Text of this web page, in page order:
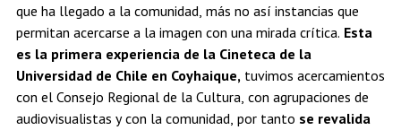
que ha llegado a la comunidad, más no así instancias que
permitan acercarse a la imagen con una mirada crítica. Esta
es la primera experiencia de la Cineteca de la
Universidad de Chile en Coyhaique,tuvimos acercamientos
con el Consejo Regional de la Cultura, con agrupaciones de
audiovisualistas y con la comunidad, por tanto se revalida